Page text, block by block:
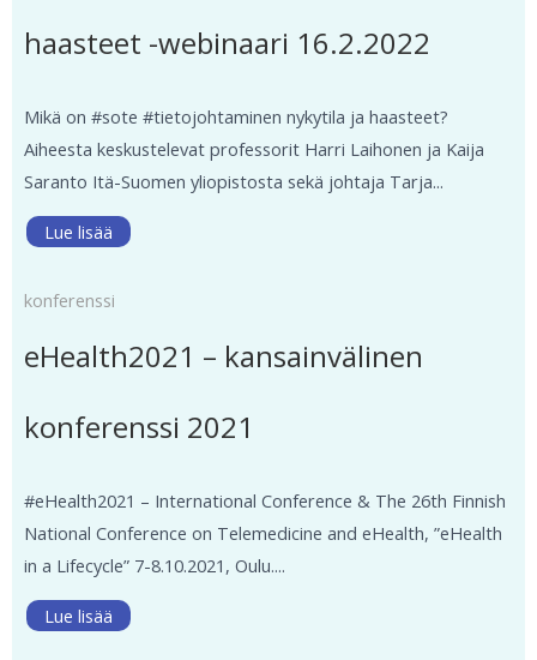
haasteet -webinaari 16.2.2022
Mikä on #sote #tietojohtaminen nykytila ja haasteet?
Aiheesta keskustelevat professorit Harri Laihonen ja Kaija
Saranto Itä-Suomen yliopistosta sekä johtaja Tarja...
Lue lisää
konferenssi
eHealth2021 – kansainvälinen
konferenssi 2021
#eHealth2021 – International Conference & The 26th Finnish
National Conference on Telemedicine and eHealth, ”eHealth
in a Lifecycle” 7-8.10.2021, Oulu.​...
Lue lisää